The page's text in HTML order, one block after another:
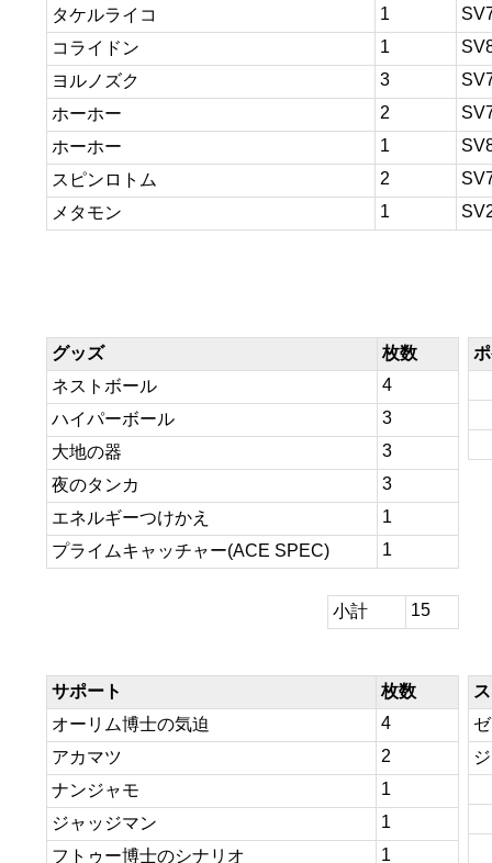
タケルライコ
1
コライドン
1
ヨルノズク
3
ホーホー
2
ホーホー
1
スピンロトム
2
メタモン
1
グッズ
枚数
ネストボール
4
ハイパーボール
3
大地の器
3
夜のタンカ
3
エネルギーつけかえ
1
プライムキャッチャー(ACE SPEC)
1
小計 15
サポート
枚数
オーリム博士の気迫
4
アカマツ
2
ナンジャモ
1
ジャッジマン
1
フトゥー博士のシナリオ
1